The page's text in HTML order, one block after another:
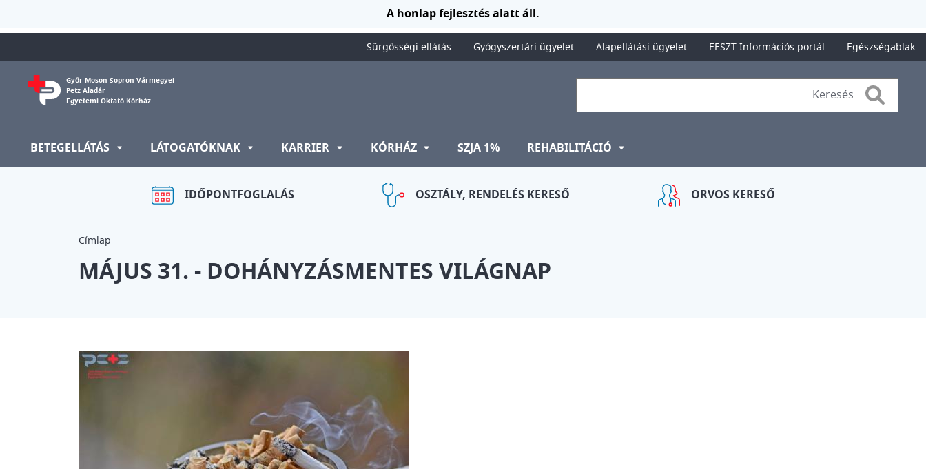
A honlap fejlesztés alatt áll.
Sürgősségi ellátás Gyógyszertári ügyelet Alapellátási ügyelet EESZT Információs portál Egészségablak
Győr-Moson-Sopron Vármegyei
Petz Aladár
Egyetemi Oktató Kórház
Search
BETEGELLÁTÁS LÁTOGATÓKNAK KARRIER KÓRHÁZ SZJA 1% REHABILITÁCIÓ
IDŐPONTFOGLALÁS OSZTÁLY, RENDELÉS KERESŐ ORVOS KERESŐ
Címlap
MÁJUS 31. - DOHÁNYZÁSMENTES VILÁGNAP